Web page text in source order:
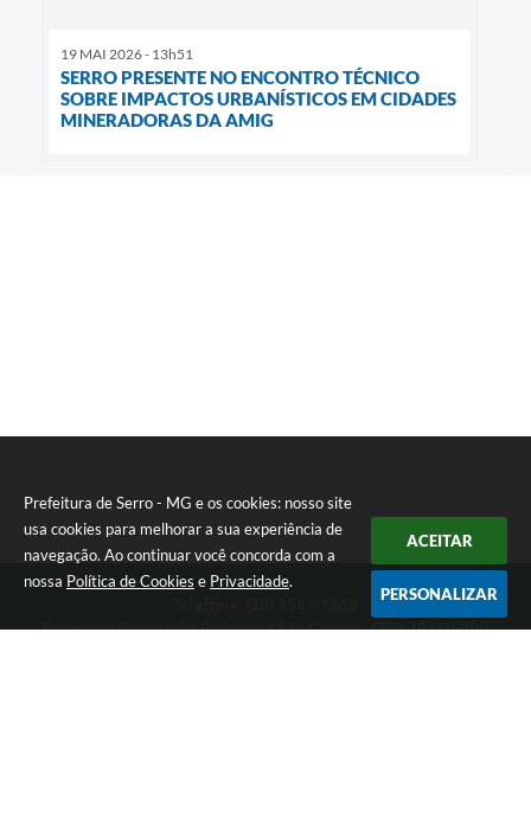
Prefeitura de Serro - MG e os cookies: nosso site
usa cookies para melhorar a sua experiência de
navegação. Ao continuar você concorda com a
nossa Política de Cookies e Privacidade.
ACEITAR
PERSONALIZAR
19 MAI 2026 - 13h51
SERRO PRESENTE NO ENCONTRO TÉCNICO
SOBRE IMPACTOS URBANÍSTICOS EM CIDADES
MINERADORAS DA AMIG
Endereço: Praça João Pinheiro, 154 - Centro | CEP: 39150-000